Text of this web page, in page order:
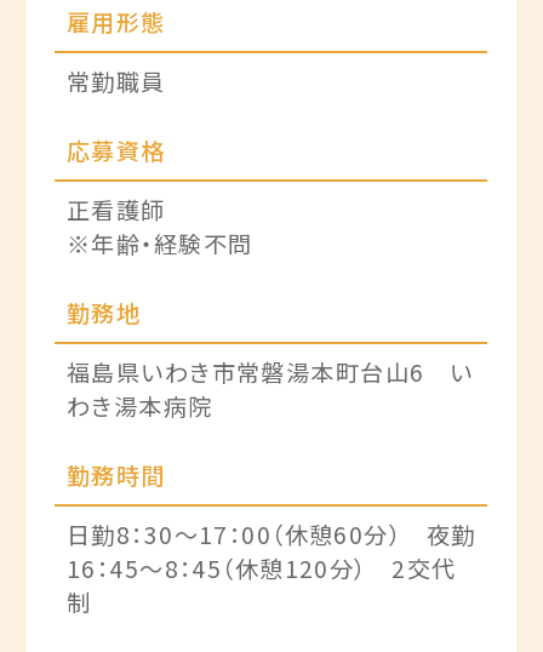
雇用形態
常勤職員
応募資格
正看護師
※年齢・経験不問
勤務地
福島県いわき市常磐湯本町台山6 い
わき湯本病院
勤務時間
日勤8：30～17：00（休憩60分） 夜勤
16：45～8：45（休憩120分） 2交代
制